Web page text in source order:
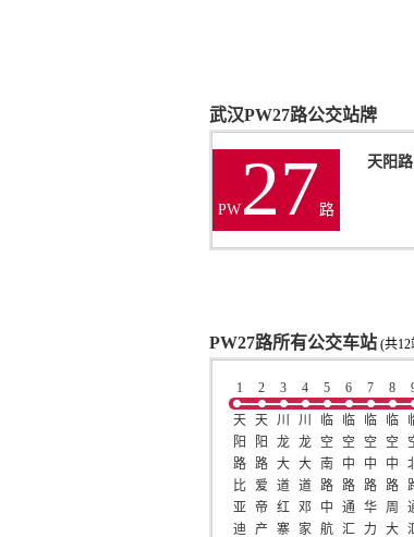
武汉PW27路公交站牌
PW 27 路
天阳
PW27路所有公交车站 (共12
1
天
阳
路
比
亚
迪
2
天
阳
路
爱
帝
产
3
川
龙
大
道
红
寨
4
川
龙
大
道
邓
家
5
临
空
南
路
中
航
6
临
空
中
路
通
汇
7
临
空
中
路
华
力
8
临
空
中
路
周
大